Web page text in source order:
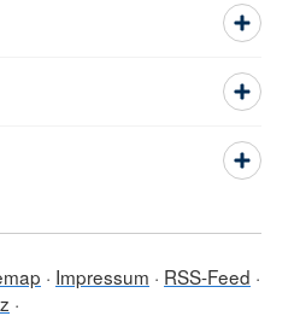
Impressum
RSS-Feed